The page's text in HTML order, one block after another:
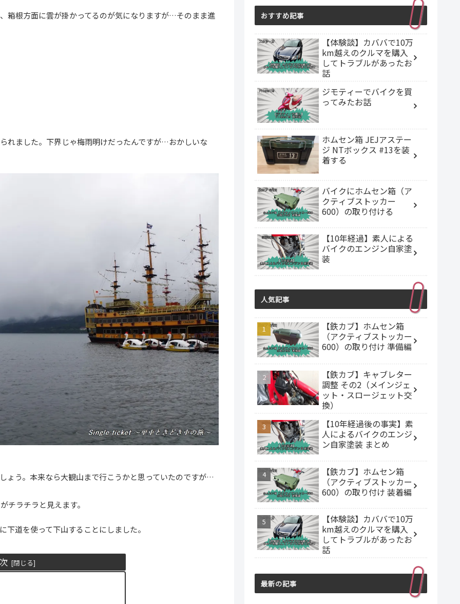
箱根方面に雲が掛かってるのが気になりますが…そのまま進
れました。下界じゃ梅雨明けだったんですが…おかしいな
ょう。本来なら大観山まで行こうかと思っていたのですが…
チラチラと見えます。
道を使って下山することにしました。
おすすめ記事
【体験談】カババで10万
km越えのクルマを購入
してトラブルがあったお
話
ジモティーでバイクを買
ってみたお話
ホムセン箱 JEJアステー
ジ NTボックス #13を装
着する
バイクにホムセン箱（ア
クティブストッカー
600）の取り付ける
【10年経過】素人による
バイクのエンジン自家塗
装
人気記事
【鉄カブ】ホムセン箱
（アクティブストッカー
600）の取り付け 準備編
【鉄カブ】キャブレター
調整 その2（メインジェ
ット・スロージェット交
換）
【10年経過後の事実】素
人によるバイクのエンジ
ン自家塗装 まとめ
【鉄カブ】ホムセン箱
（アクティブストッカー
600）の取り付け 装着編
【体験談】カババで10万
km越えのクルマを購入
してトラブルがあったお
話
最新の記事